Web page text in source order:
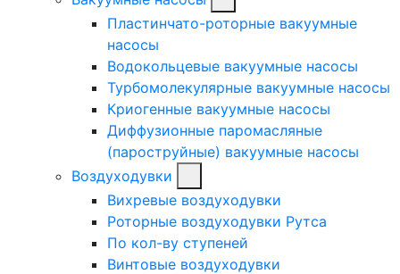
Пластинчато-роторные вакуумные
насосы
Водокольцевые вакуумные насосы
Турбомолекулярные вакуумные насосы
Криогенные вакуумные насосы
Диффузионные паромасляные
(пароструйные) вакуумные насосы
Воздуходувки
Вихревые воздуходувки
Роторные воздуходувки Рутса
По кол-ву ступеней
Винтовые воздуходувки